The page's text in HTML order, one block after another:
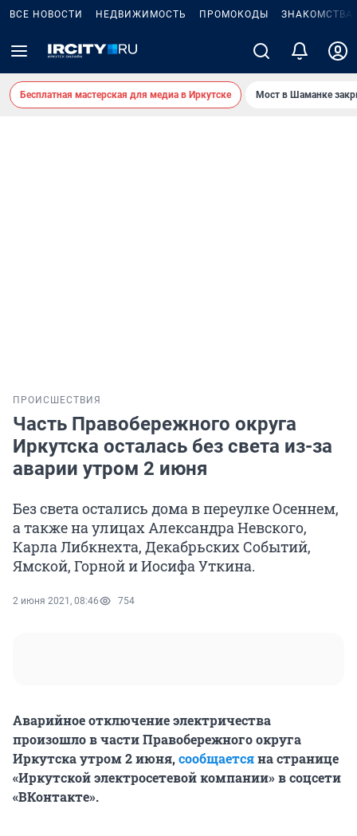
ВСЕ НОВОСТИ НЕДВИЖИМОСТЬ ПРОМОКОДЫ ЗНАКОМСТВА
Бесплатная мастерская для медиа в Иркутске Мост в Шаманке
ПРОИСШЕСТВИЯ
Часть Правобережного округа
Иркутска осталась без света из-за
аварии утром 2 июня
Без света остались дома в переулке Осеннем,
а также на улицах Александра Невского,
Карла Либкнехта, Декабрьских Событий,
Ямской, Горной и Иосифа Уткина.
2 июня 2021, 08:46 754
Аварийное отключение электричества
произошло в части Правобережного округа
Иркутска утром 2 июня,сообщаетсяна странице
«Иркутской электросетевой компании» в соцсети
«ВКонтакте».